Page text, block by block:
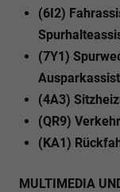
(6I2)
(7Y1)
(4A3)
(QR9)
(KA1)
MULTIMEDIA